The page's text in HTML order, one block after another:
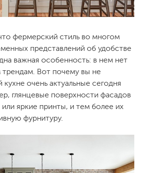
фермерский стиль во многом
представлений об удобстве
важная особенность: в нем нет
Вот почему вы не
кухне очень актуальные сегодня
глянцевые поверхности фасадов
яркие принты, и тем более их
фурнитуру.